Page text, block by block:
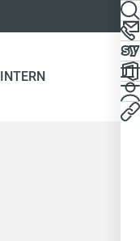
INTERN